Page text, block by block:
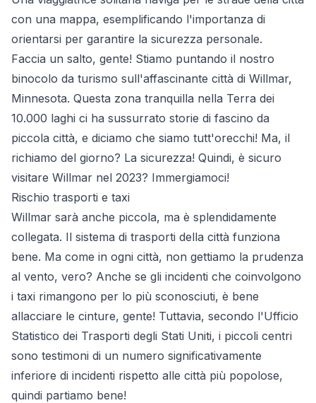
con una mappa, esemplificando l'importanza di
orientarsi per garantire la sicurezza personale.
Faccia un salto, gente! Stiamo puntando il nostro
binocolo da turismo sull'affascinante città di Willmar,
Minnesota. Questa zona tranquilla nella Terra dei
10.000 laghi ci ha sussurrato storie di fascino da
piccola città, e diciamo che siamo tutt'orecchi! Ma, il
richiamo del giorno? La sicurezza! Quindi, è sicuro
visitare Willmar nel 2023? Immergiamoci!
Rischio trasporti e taxi
Willmar sarà anche piccola, ma è splendidamente
collegata. Il sistema di trasporti della città funziona
bene. Ma come in ogni città, non gettiamo la prudenza
al vento, vero? Anche se gli incidenti che coinvolgono
i taxi rimangono per lo più sconosciuti, è bene
allacciare le cinture, gente! Tuttavia, secondo l'Ufficio
Statistico dei Trasporti degli Stati Uniti, i piccoli centri
sono testimoni di un numero significativamente
inferiore di incidenti rispetto alle città più popolose,
quindi partiamo bene!